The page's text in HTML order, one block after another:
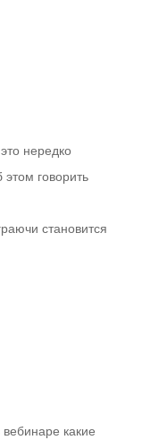
нередко
этом говорить
становится
какие